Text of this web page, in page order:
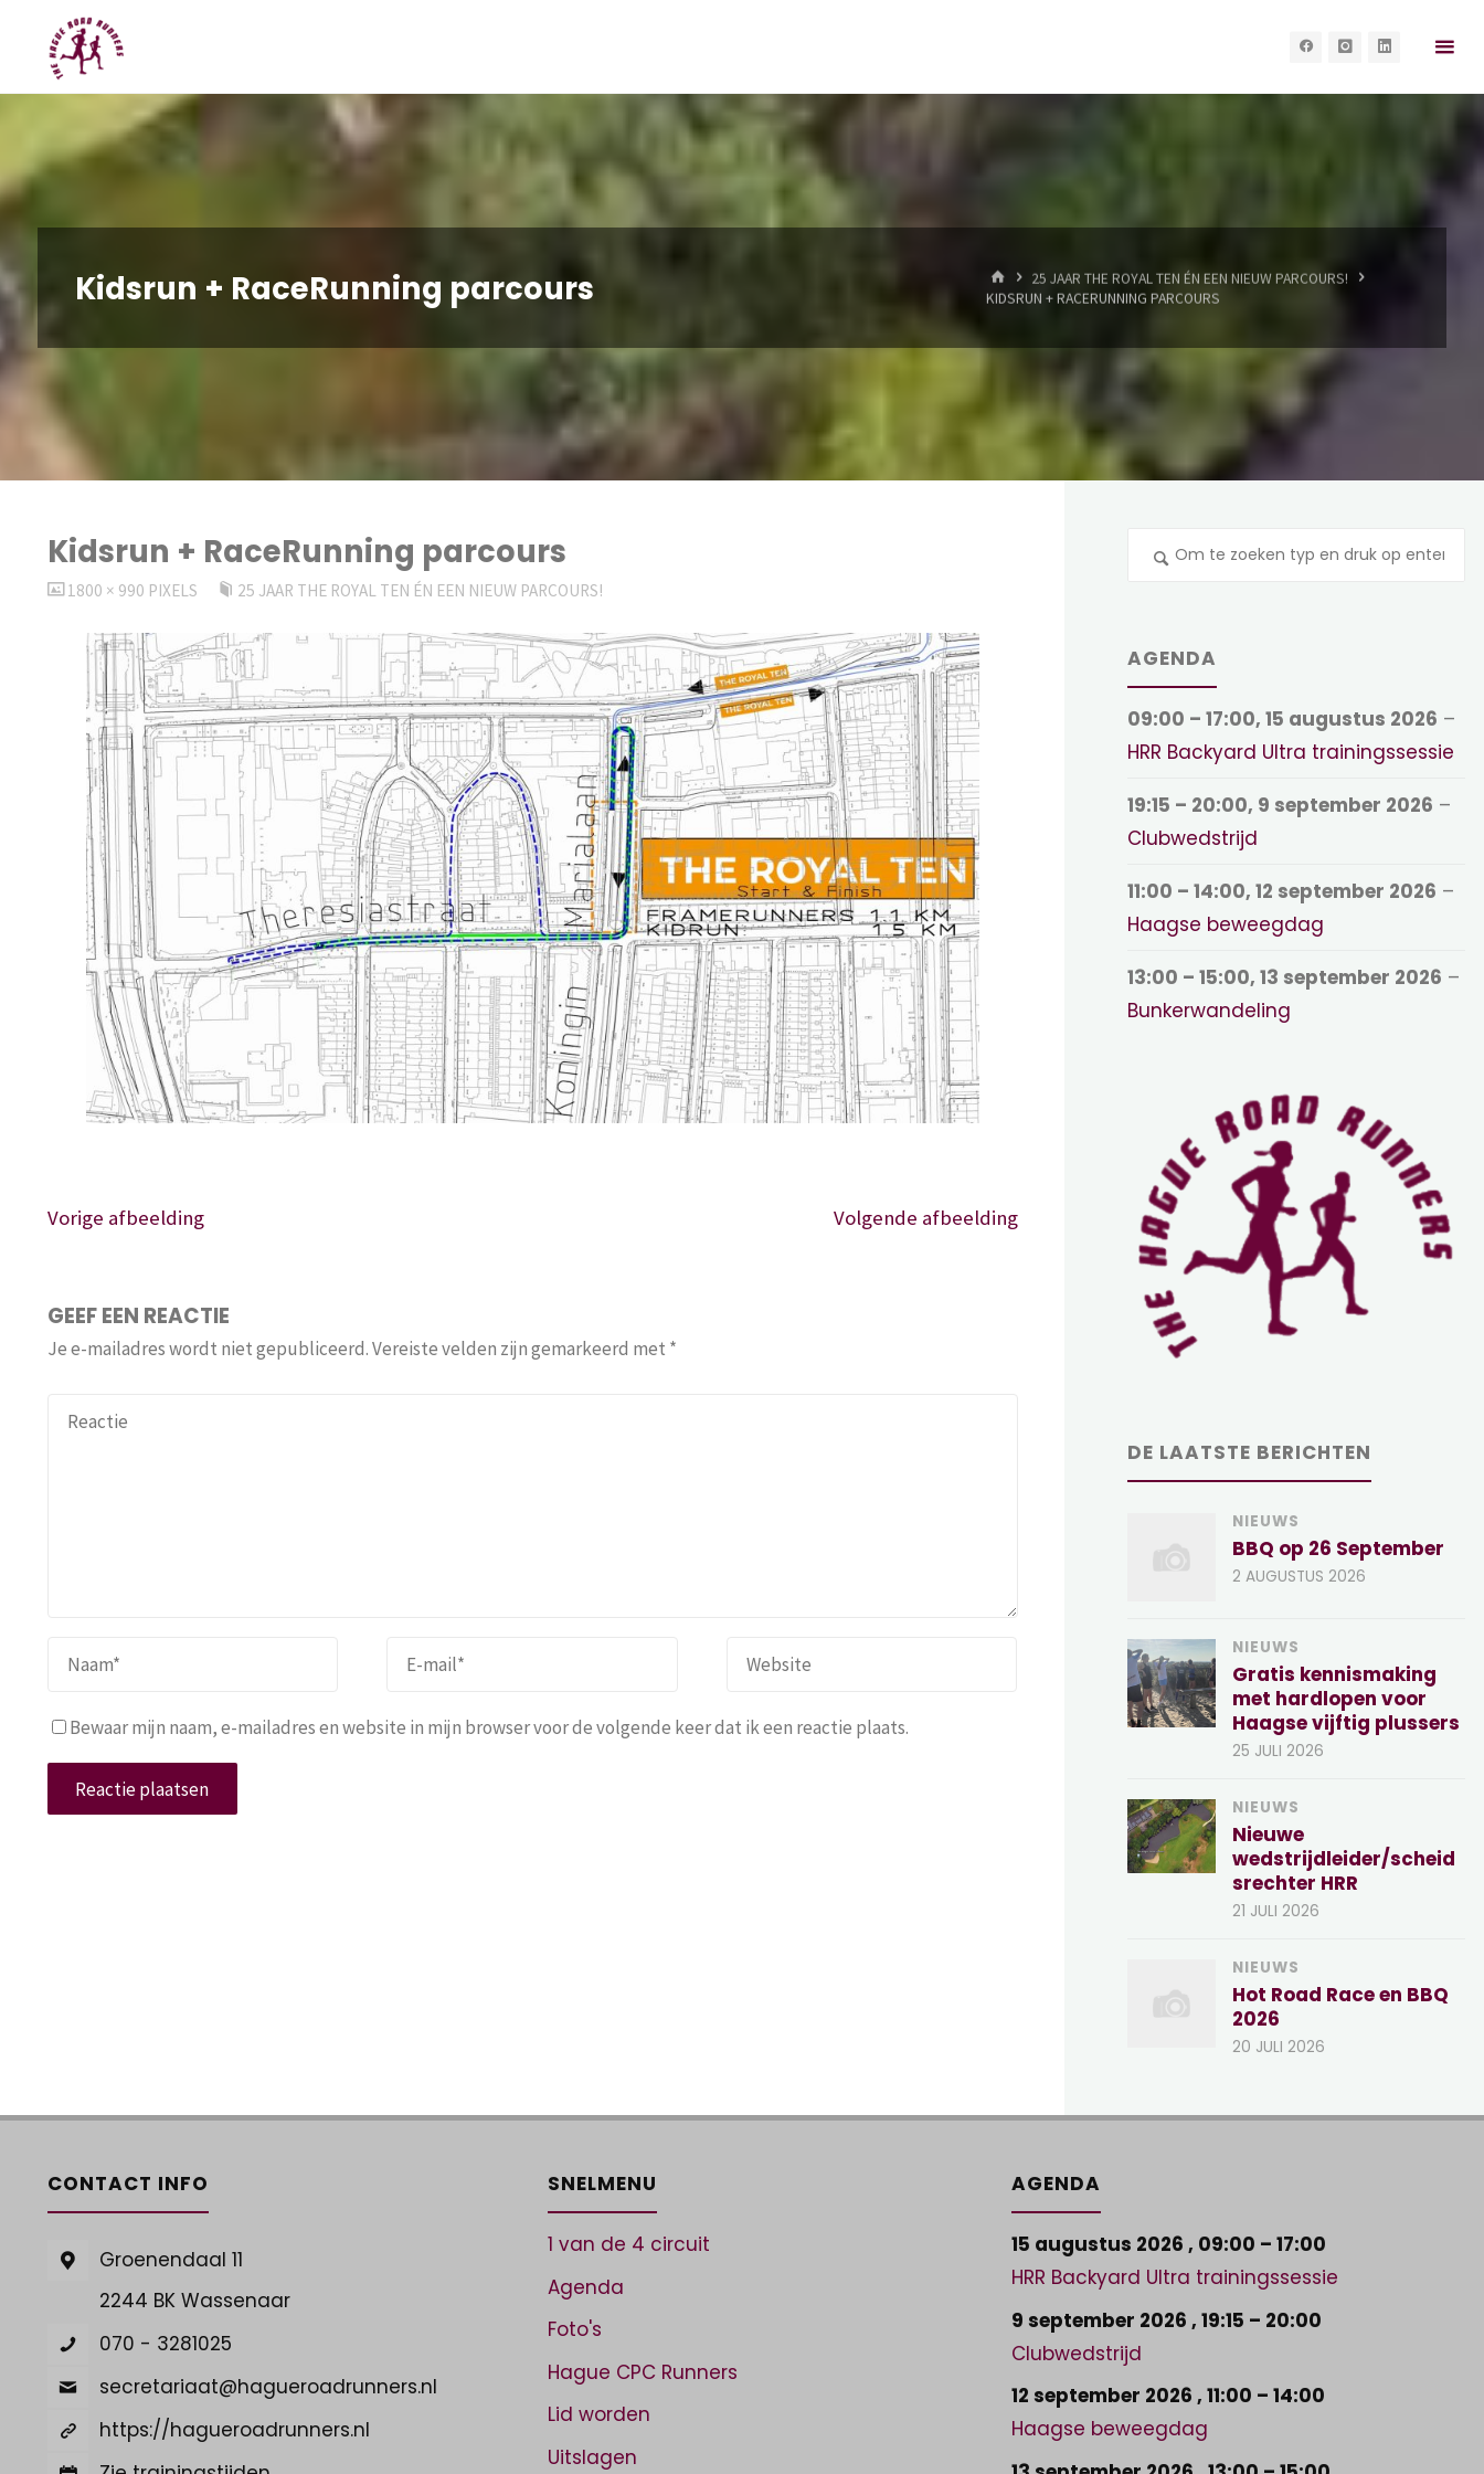
inhoud
Runners
Kidsrun + RaceRunning parcours HOME25 JAAR THE ROYAL TEN ÉN EEN NIEUW PARCOURS!
KIDSRUN + RACERUNNING PARCOURS
Kidsrun + RaceRunning parcours
VOLLEDIGE
1800 × 990 PIXELS 25 JAAR THE ROYAL TEN ÉN EEN NIEUW PARCOURS!
Vorige afbeelding Volgende afbeelding
GEEF EEN REACTIE
Je e-mailadres wordt niet gepubliceerd.Vereiste velden zijn gemarkeerd met *
Bewaar mijn naam, e-mailadres en website in mijn browser voor de volgende keer dat ik een reactie plaats.
AGENDA
09:00 – 17:00,15 augustus 2026 –
HRR Backyard Ultra trainingssessie
19:15 – 20:00, 9 september 2026 –
Clubwedstrijd
11:00 – 14:00,12 september 2026 –
Haagse beweegdag
13:00 – 15:00,13 september 2026 –
Bunkerwandeling
DE LAATSTE BERICHTEN
NIEUWS
BBQ op 26 September
2 AUGUSTUS 2026
NIEUWS
Gratis kennismaking
met hardlopen voor
Haagse vijftig plussers
25 JULI 2026
NIEUWS
Nieuwe
wedstrijdleider/scheid
srechter HRR
21 JULI 2026
NIEUWS
Hot Road Race en BBQ
2026
20 JULI 2026
CONTACT INFO
Groenendaal 11
2244 BK Wassenaar
070 - 3281025
secretariaat@hagueroadrunners.nl
https://hagueroadrunners.nl
SNELMENU
1 van de 4 circuit
Agenda
Foto's
Hague CPC Runners
Lid worden
Uitslagen
AGENDA
15 augustus 2026 , 09:00 – 17:00
HRR Backyard Ultra trainingssessie
9 september 2026 , 19:15 – 20:00
Clubwedstrijd
12 september 2026 , 11:00 – 14:00
Haagse beweegdag